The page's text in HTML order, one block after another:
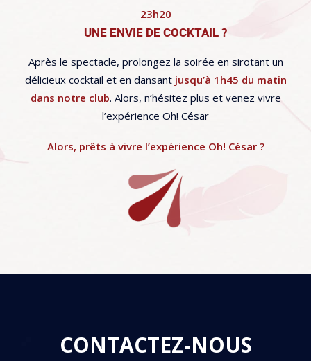
23h20
UNE ENVIE DE COCKTAIL ?
Après le spectacle, prolongez la soirée en sirotant un
délicieux cocktail et en dansant jusqu’à 1h45 du matin
dans notre club. Alors, n’hésitez plus et venez vivre
l’expérience Oh! César
Alors, prêts à vivre l’expérience Oh! César ?
CONTACTEZ-NOUS